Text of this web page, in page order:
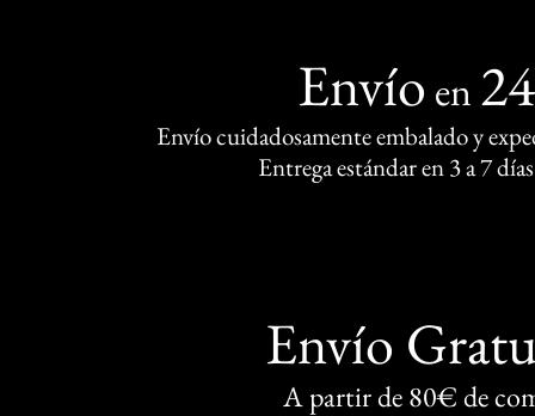
Envío en
Envío cuidadosamente embalado y
Entrega estándar en 3 a 7
Envío
A partir de 80€ de